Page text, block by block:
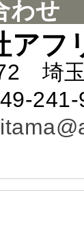
わせ
アフ
埼
049-